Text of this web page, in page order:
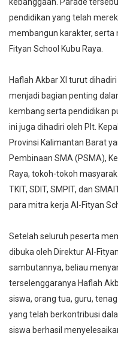
pendidikan yang telah
membangun karakter, serta
Fityan School Kubu Raya.
Haflah Akbar XI turut
menjadi bagian penting
kembang serta pendidikan
ini juga dihadiri oleh Plt.
Provinsi Kalimantan Barat
Pembinaan SMA (PSMA),
Raya, tokoh-tokoh
TKIT, SDIT, SMPIT, dan
para mitra kerja Al-Fityan
Setelah seluruh peserta
dibuka oleh Direktur Al-
sambutannya, beliau
terselenggaranya Haflah
siswa, orang tua, guru,
yang telah berkontribusi
siswa berhasil